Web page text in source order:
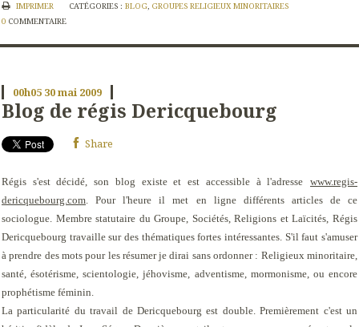
IMPRIMER CATÉGORIES : BLOG, GROUPES RELIGIEUX MINORITAIRES
0 COMMENTAIRE
00h05 30mai 2009
Blog de régis Dericquebourg
Share
Régis s'est décidé, son blog existe et est accessible à l'adresse
www.regis-
dericquebourg.com . Pour l'heure il met en ligne différents articles de ce
sociologue. Membre statutaire du Groupe, Sociétés, Religions et Laïcités, Régis
Dericquebourg travaille sur des thématiques fortes intéressantes. S'il faut s'amuser
à prendre des mots pour les résumer je dirai sans ordonner : Religieux minoritaire,
santé, ésotérisme, scientologie, jéhovisme, adventisme, mormonisme, ou encore
prophétisme féminin.
La particularité du travail de Dericquebourg est double. Premièrement c'est un